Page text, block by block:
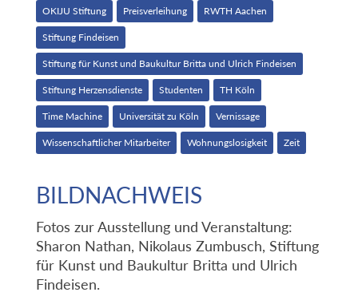
OKIJU Stiftung Preisverleihung RWTH Aachen
Stiftung Findeisen
Stiftung für Kunst und Baukultur Britta und Ulrich Findeisen
Stiftung Herzensdienste Studenten TH Köln
Time Machine Universität zu Köln Vernissage
Wissenschaftlicher Mitarbeiter Wohnungslosigkeit Zeit
BILDNACHWEIS
Fotos zur Ausstellung und Veranstaltung:
Sharon Nathan, Nikolaus Zumbusch, Stiftung
für Kunst und Baukultur Britta und Ulrich
Findeisen.